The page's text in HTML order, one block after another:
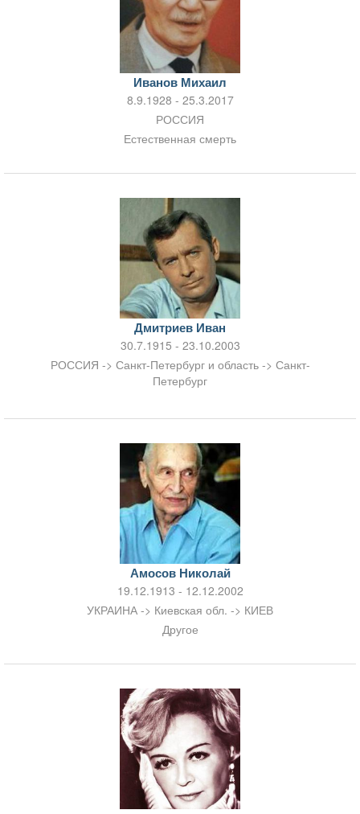
Иванов Михаил
8.9.1928 - 25.3.2017
РОССИЯ
Естественная смерть
Дмитриев Иван
30.7.1915 - 23.10.2003
РОССИЯ -> Санкт-Петербург и область -> Санкт-
Петербург
Амосов Николай
19.12.1913 - 12.12.2002
УКРАИНА -> Киевская обл. -> КИЕВ
Другое